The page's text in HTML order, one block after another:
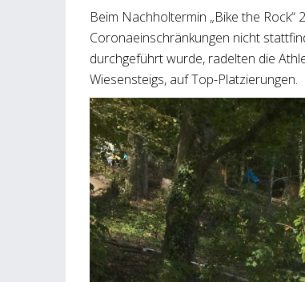
Beim Nachholtermin „Bike the
Coronaeinschränkungen nicht
durchgeführt wurde, radelten die
Wiesensteigs, auf Top-Platzierungen.